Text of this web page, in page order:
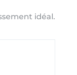
idéal.